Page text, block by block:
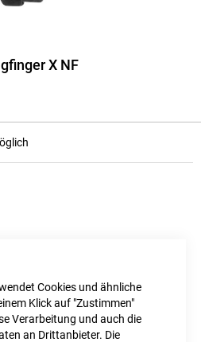
Cookies und ähnliche
Klick auf "Zustimmen"
Verarbeitung und auch die
an Drittanbieter. Die
X NF